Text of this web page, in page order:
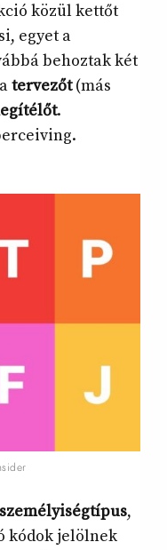
közül kettőt
egyet a
behoztak két
tervezőt(más
.
,
kódok jelölnek